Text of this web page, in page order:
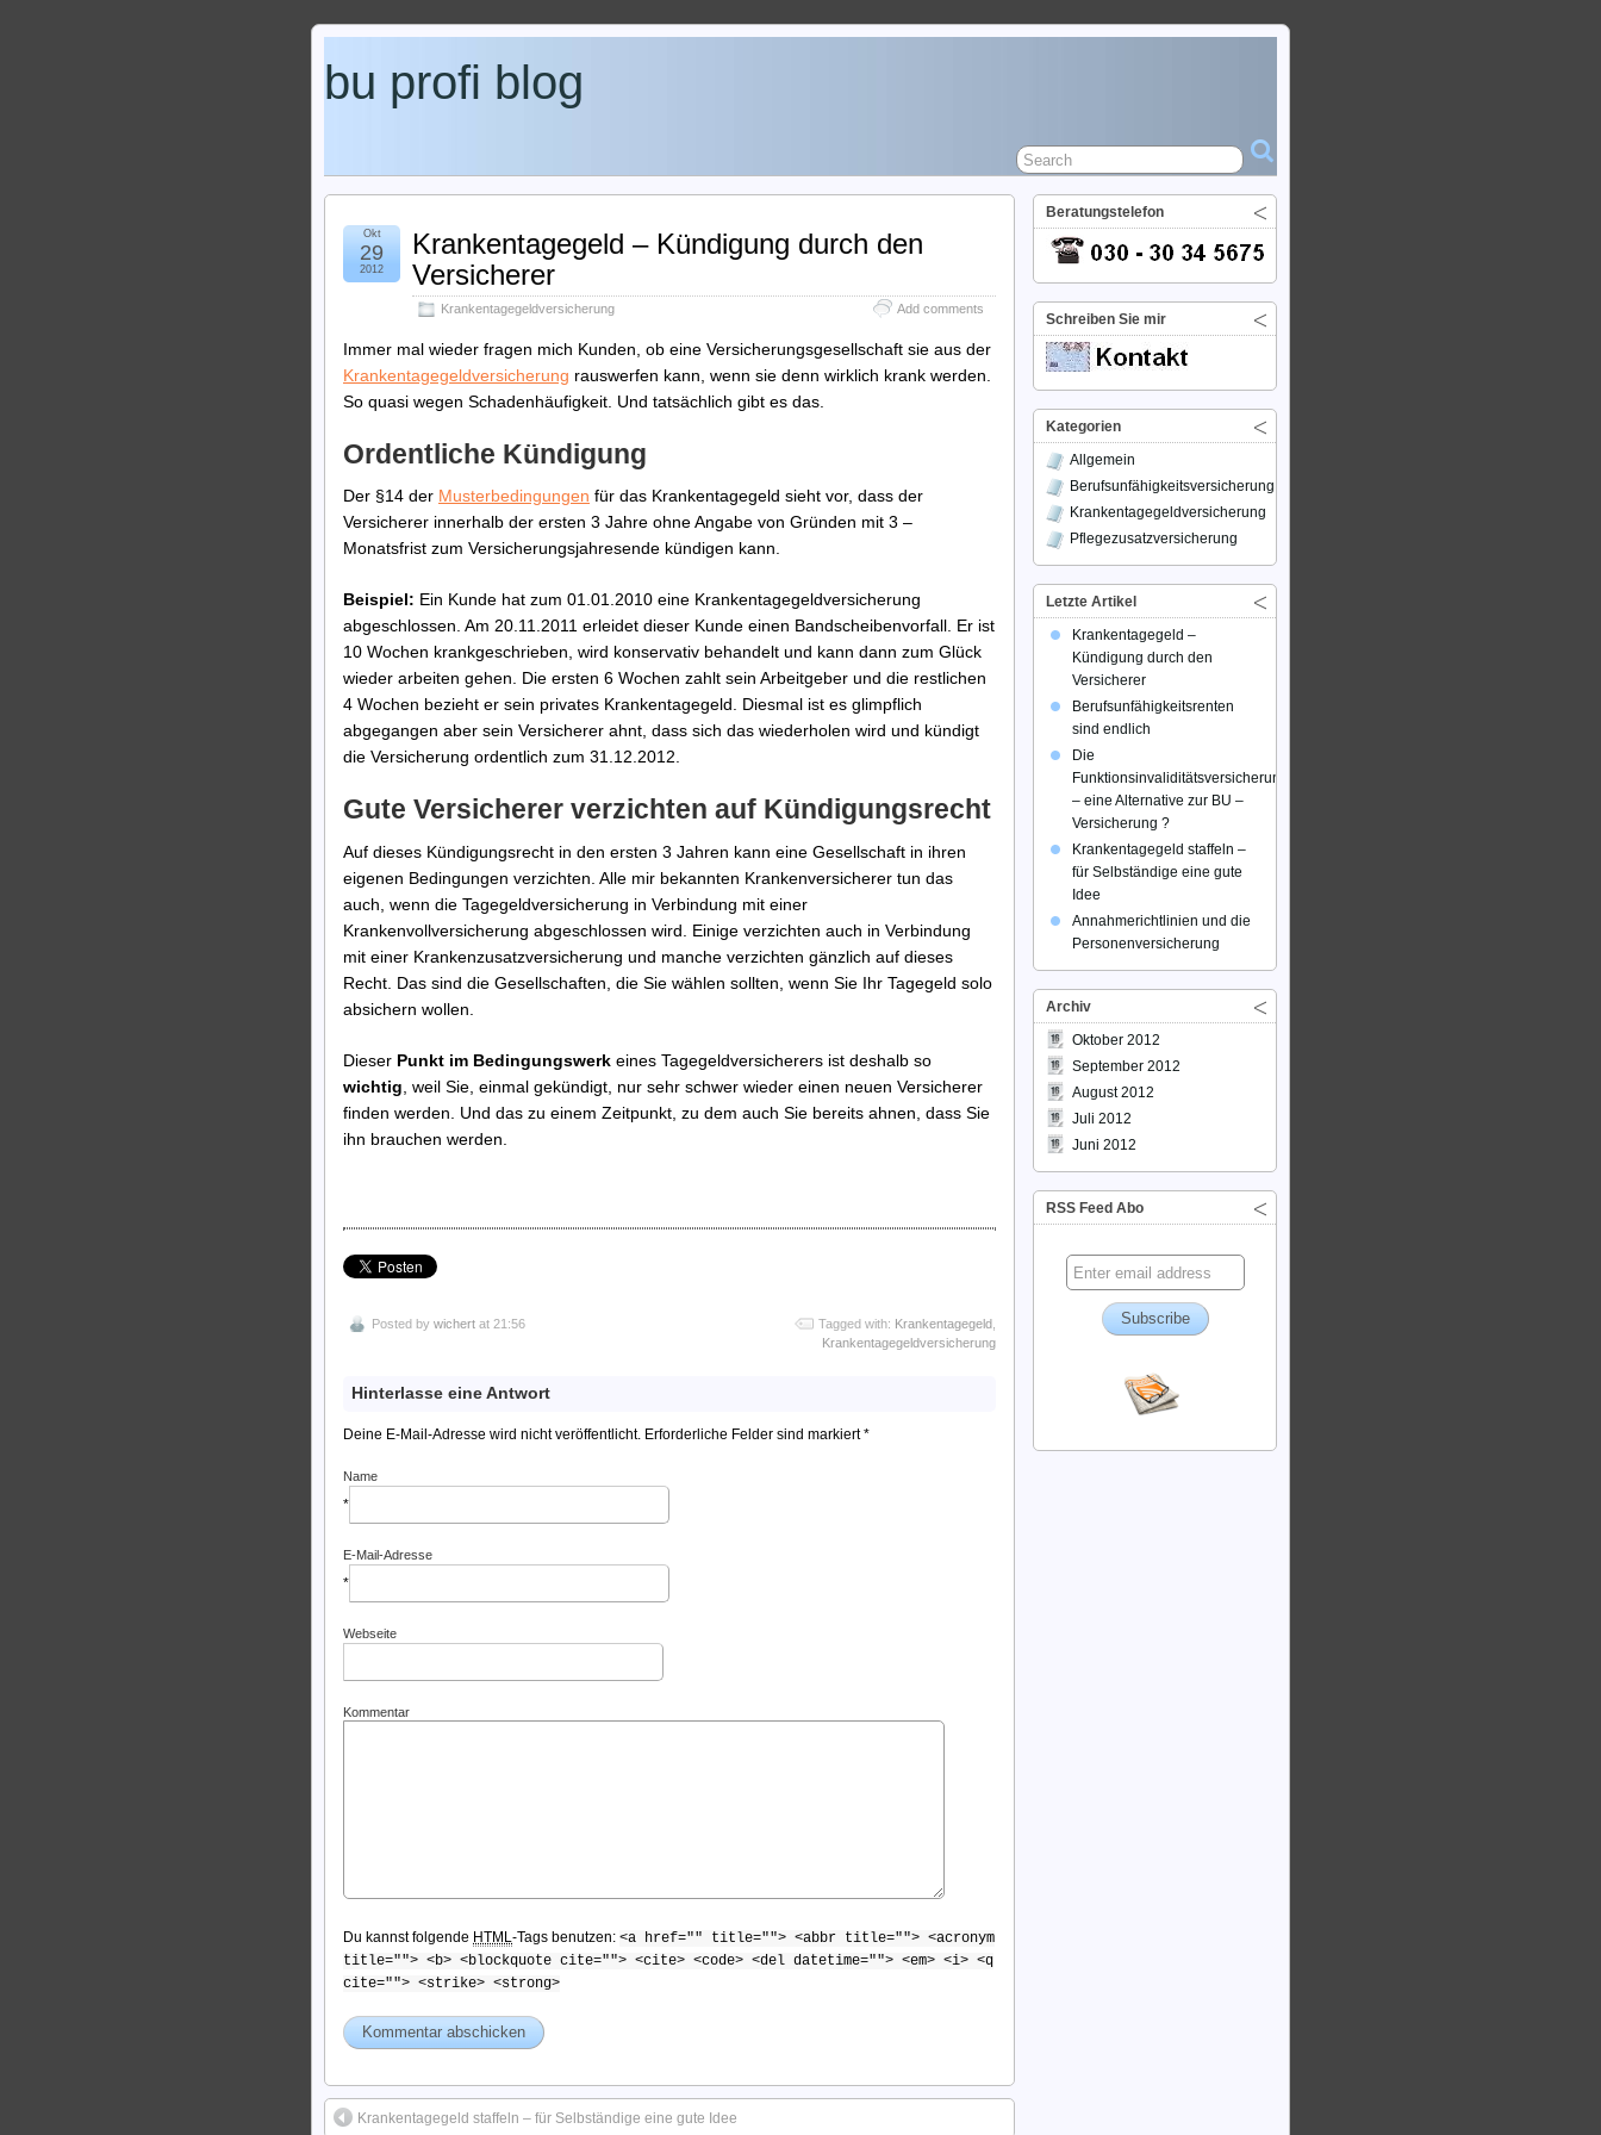
bu profi blog
Krankentagegeld – Kündigung durch den
Versicherer
Krankentagegeldversicherung Add comments
Okt
29
2012
Immer mal wieder fragen mich Kunden, ob eine Versicherungsgesellschaft sie aus der
Krankentagegeldversicherung rauswerfen kann, wenn sie denn wirklich krank werden.
So quasi wegen Schadenhäufigkeit. Und tatsächlich gibt es das.
Ordentliche Kündigung
Der §14 der Musterbedingungen für das Krankentagegeld sieht vor, dass der
Versicherer innerhalb der ersten 3 Jahre ohne Angabe von Gründen mit 3 –
Monatsfrist zum Versicherungsjahresende kündigen kann.
Beispiel: Ein Kunde hat zum 01.01.2010 eine Krankentagegeldversicherung
abgeschlossen. Am 20.11.2011 erleidet dieser Kunde einen Bandscheibenvorfall. Er ist
10 Wochen krankgeschrieben, wird konservativ behandelt und kann dann zum Glück
wieder arbeiten gehen. Die ersten 6 Wochen zahlt sein Arbeitgeber und die restlichen
4 Wochen bezieht er sein privates Krankentagegeld. Diesmal ist es glimpflich
abgegangen aber sein Versicherer ahnt, dass sich das wiederholen wird und kündigt
die Versicherung ordentlich zum 31.12.2012.
Gute Versicherer verzichten auf Kündigungsrecht
Auf dieses Kündigungsrecht in den ersten 3 Jahren kann eine Gesellschaft in ihren
eigenen Bedingungen verzichten. Alle mir bekannten Krankenversicherer tun das
auch, wenn die Tagegeldversicherung in Verbindung mit einer
Krankenvollversicherung abgeschlossen wird. Einige verzichten auch in Verbindung
mit einer Krankenzusatzversicherung und manche verzichten gänzlich auf dieses
Recht. Das sind die Gesellschaften, die Sie wählen sollten, wenn Sie Ihr Tagegeld solo
absichern wollen.
Dieser Punkt im Bedingungswerk eines Tagegeldversicherers ist deshalb so
wichtig , weil Sie, einmal gekündigt, nur sehr schwer wieder einen neuen Versicherer
finden werden. Und das zu einem Zeitpunkt, zu dem auch Sie bereits ahnen, dass Sie
ihn brauchen werden.
Posted by wichert at 21:56 Tagged with: Krankentagegeld
Krankentagegeldversicherung
Hinterlasse eine Antwort
Deine E-Mail-Adresse wird nicht veröffentlicht. Erforderliche Felder sind markiert*
Name
*
E-Mail-Adresse
*
Webseite
Kommentar
Du kannst folgende HTML-Tags benutzen: <a href="" title=""> <abbr title=""> <acronym
title=""> <b> <blockquote cite=""> <cite> <code> <del datetime=""> <em> <i> <q
cite=""> <strike> <strong>
Krankentagegeld staffeln – für Selbständige eine gute Idee
Beratungstelefon
Schreiben Sie mir
Kategorien
Allgemein
Berufsunfähigkeitsversicherung
Krankentagegeldversicherung
Pflegezusatzversicherung
Letzte Artikel
Krankentagegeld –
Kündigung durch den
Versicherer
Berufsunfähigkeitsrenten
sind endlich
Die
Funktionsinvaliditätsversicherung
– eine Alternative zur BU –
Versicherung ?
Krankentagegeld staffeln –
für Selbständige eine gute
Idee
Annahmerichtlinien und die
Personenversicherung
Archiv
Oktober 2012
September 2012
August 2012
Juli 2012
Juni 2012
RSS Feed Abo